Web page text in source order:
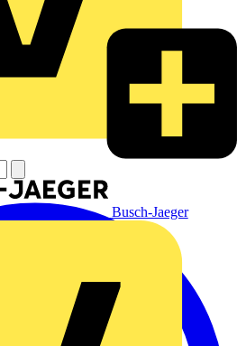
Busch-Jaeger